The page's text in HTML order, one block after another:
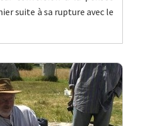
suite à sa rupture avec le